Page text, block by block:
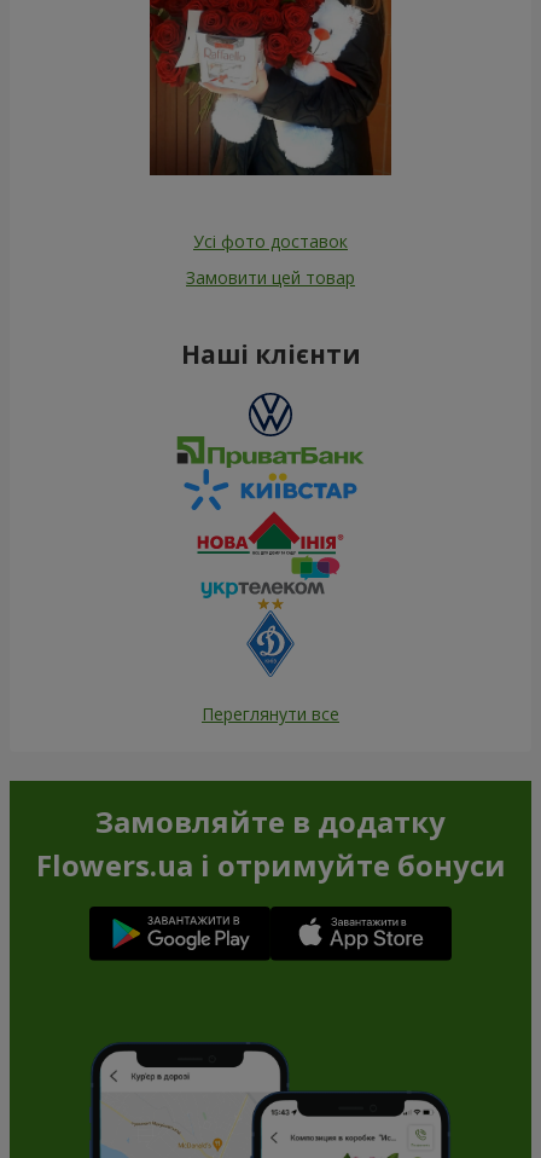
Усі фото доставок
Замовити цей товар
Наші клієнти
Переглянути все
Замовляйте в додатку
Flowers.ua і отримуйте бонуси